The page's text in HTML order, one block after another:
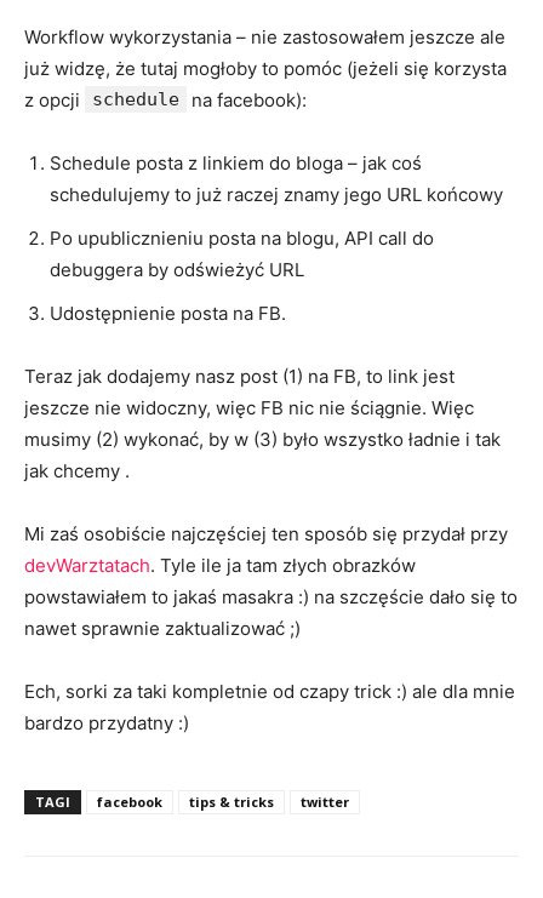
Workflow wykorzystania – nie zastosowałem jeszcze ale
już widzę, że tutaj mogłoby to pomóc (jeżeli się korzysta
z opcji
schedule na facebook):
Schedule posta z linkiem do bloga – jak coś
schedulujemy to już raczej znamy jego URL końcowy
Po upublicznieniu posta na blogu, API call do
debuggera by odświeżyć URL
Udostępnienie posta na FB.
Teraz jak dodajemy nasz post (1) na FB, to link jest
jeszcze nie widoczny, więc FB nic nie ściągnie. Więc
musimy (2) wykonać, by w (3) było wszystko ładnie i tak
jak chcemy .
Mi zaś osobiście najczęściej ten sposób się przydał przy
devWarztatach. Tyle ile ja tam złych obrazków
powstawiałem to jakaś masakra :) na szczęście dało się to
nawet sprawnie zaktualizować ;)
Ech, sorki za taki kompletnie od czapy trick :) ale dla mnie
bardzo przydatny :)
TAGI facebook tips & tricks twitter